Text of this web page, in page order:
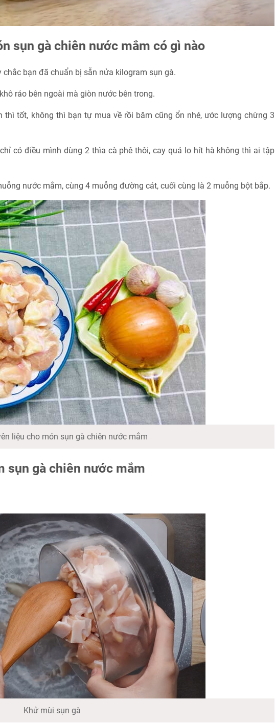
sụn gà chiên nước mắm có gì nào
bạn đã chuẩn bị sẵn nửa kilogram sụn gà.
ráo bên ngoài mà giòn nước bên trong.
thì tốt, không thì bạn tự mua về rồi băm cũng ổn nhé, ước lượng chừng 3
có điều mình dùng 2 thìa cà phê thôi, cay quá lo hít hà không thì ai tập
nước mắm, cùng 4 muỗng đường cát, cuối cùng là 2 muỗng bột bắp.
liệu cho món sụn gà chiên nước mắm
sụn gà chiên nước mắm
Khử mùi sụn gà